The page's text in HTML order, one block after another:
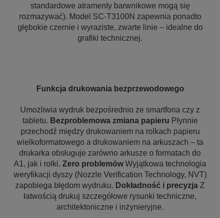
standardowe atramenty barwnikowe mogą się
rozmazywać). Model SC-T3100N zapewnia ponadto
głębokie czernie i wyraziste, zwarte linie – idealne do
grafiki technicznej.
Funkcja drukowania bezprzewodowego
Umożliwia wydruk bezpośrednio ze smartfona czy z
tabletu. Bezproblemowa zmiana papieru Płynnie
przechodź między drukowaniem na rolkach papieru
wielkoformatowego a drukowaniem na arkuszach – ta
drukarka obsługuje zarówno arkusze o formatach do
A1, jak i rolki. Zero problemówWyjątkowa technologia
weryfikacji dyszy (Nozzle Verification Technology, NVT)
zapobiega błędom wydruku. Dokładność i precyzja Z
łatwością drukuj szczegółowe rysunki techniczne,
architektoniczne i inżynieryjne.